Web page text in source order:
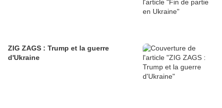
ZIG ZAGS : Trump et la guerre
d'Ukraine